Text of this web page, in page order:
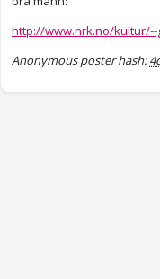
http://www.nrk.no/kultur/--
Anonymous poster hash: